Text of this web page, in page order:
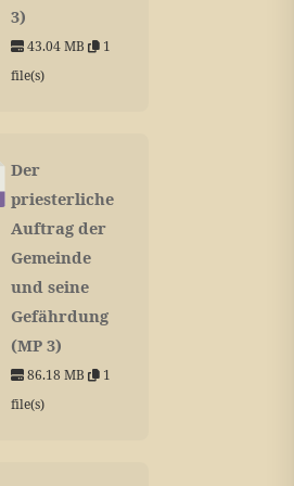
3)
43.04 MB
1
file(s)
Der
priesterliche
Auftrag der
Gemeinde
und seine
Gefährdung
(MP 3)
86.18 MB
1
file(s)